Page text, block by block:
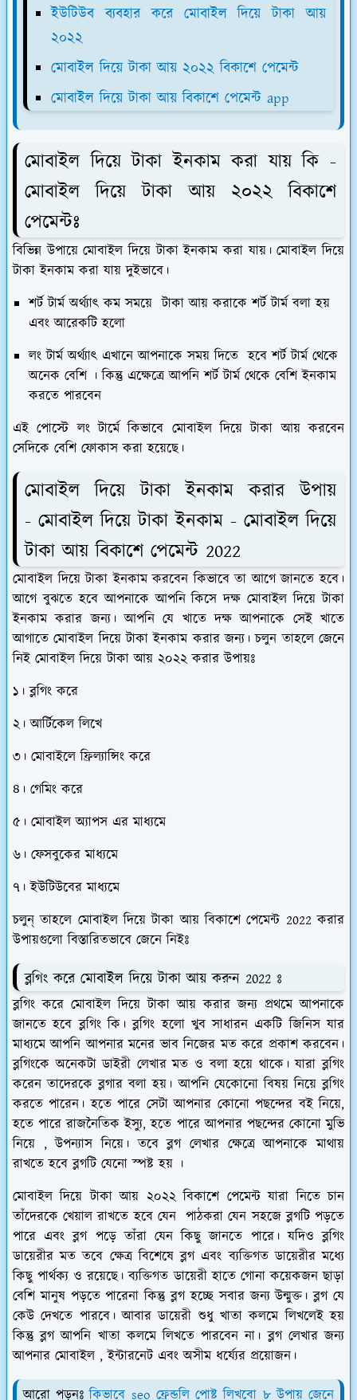
ইউটিউব ব্যবহার করে মোবাইল দিয়ে টাকা আয়
২০২২
মোবাইল দিয়ে টাকা আয় ২০২২ বিকাশে পেমেন্ট
মোবাইল দিয়ে টাকা আয় বিকাশে পেমেন্ট app
মোবাইল দিয়ে টাকা ইনকাম করা যায় কি -
মোবাইল দিয়ে টাকা আয় ২০২২ বিকাশে
পেমেন্টঃ
বিভিন্ন উপায়ে মোবাইল দিয়ে টাকা ইনকাম করা যায়। মোবাইল দিয়ে
টাকা ইনকাম করা যায় দুইভাবে।
শর্ট টার্ম অর্থ্যাৎ কম সময়ে টাকা আয় করাকে শর্ট টার্ম বলা হয়
এবং আরেকটি হলো
লং টার্ম অর্থ্যাৎ এখানে আপনাকে সময় দিতে হবে শর্ট টার্ম থেকে
অনেক বেশি । কিন্তু এক্ষেত্রে আপনি শর্ট টার্ম থেকে বেশি ইনকাম
করতে পারবেন
এই পোস্টে লং টার্মে কিভাবে মোবাইল দিয়ে টাকা আয় করবেন
সেদিকে বেশি ফোকাস করা হয়েছে।
মোবাইল দিয়ে টাকা ইনকাম করার উপায়
- মোবাইল দিয়ে টাকা ইনকাম - মোবাইল দিয়ে
টাকা আয় বিকাশে পেমেন্ট 2022
মোবাইল দিয়ে টাকা ইনকাম করবেন কিভাবে তা আগে জানতে হবে।
আগে বুঝতে হবে আপনাকে আপনি কিসে দক্ষ মোবাইল দিয়ে টাকা
ইনকাম করার জন্য। আপনি যে খাতে দক্ষ আপনাকে সেই খাতে
আগাতে মোবাইল দিয়ে টাকা ইনকাম করার জন্য। চলুন তাহলে জেনে
নিই মোবাইল দিয়ে টাকা আয় ২০২২ করার উপায়ঃ
১। ব্লগিং করে
২। আর্টিকেল লিখে
৩। মোবাইলে ফ্রিল্যান্সিং করে
৪। গেমিং করে
৫। মোবাইল অ্যাপস এর মাধ্যমে
৬। ফেসবুকের মাধ্যমে
৭। ইউটিউবের মাধ্যমে
চলুন্ তাহলে মোবাইল দিয়ে টাকা আয় বিকাশে পেমেন্ট 2022 করার
উপায়গুলো বিস্তারিতভাবে জেনে নিইঃ
ব্লগিং করে মোবাইল দিয়ে টাকা আয় করুন 2022 ঃ
ব্লগিং করে মোবাইল দিয়ে টাকা আয় করার জন্য প্রথমে আপনাকে
জানতে হবে ব্লগিং কি। ব্লগিং হলো খুব সাধারন একটি জিনিস যার
মাধ্যমে আপনি আপনার মনের ভাব নিজের মত করে প্রকাশ করবেন।
ব্লগিংকে অনেকটা ডাইরী লেখার মত ও বলা হয়ে থাকে। যারা ব্লগিং
করেন তাদেরকে ব্লগার বলা হয়। আপনি যেকোনো বিষয় নিয়ে ব্লগিং
করতে পারেন। হতে পারে সেটা আপনার কোনো পছন্দের বই নিয়ে,
হতে পারে রাজনৈতিক ইস্যু, হতে পারে আপনার পছন্দের কোনো মুভি
নিয়ে , উপন্যাস নিয়ে। তবে ব্লগ লেখার ক্ষেত্রে আপনাকে মাথায়
রাখতে হবে ব্লগটি যেনো স্পষ্ট হয় ।
মোবাইল দিয়ে টাকা আয় ২০২২ বিকাশে পেমেন্ট যারা নিতে চান
তাঁদেরকে খেয়াল রাখতে হবে যেন পাঠকরা যেন সহজে ব্লগটি পড়তে
পারে এবং ব্লগ পড়ে তাঁরা যেন কিছু জানতে পারে। যদিও ব্লগিং
ডায়েরীর মত তবে ক্ষেত্র বিশেষে ব্লগ এবং ব্যক্তিগত ডায়েরীর মধ্যে
কিছু পার্থক্য ও রয়েছে। ব্যক্তিগত ডায়েরী হাতে গোনা কয়েকজন ছাড়া
বেশি মানুষ পড়তে পারেনা কিন্তু ব্লগ হচ্ছে সবার জন্য উন্মুক্ত। ব্লগ যে
কেউ দেখতে পারবে। আবার ডায়েরী শুধু খাতা কলমে লিখলেই হয়
কিন্তু ব্লগ আপনি খাতা কলমে লিখতে পারবেন না। ব্লগ লেখার জন্য
আপনার মোবাইল , ইন্টারনেট এবং অসীম ধর্য্যের প্রয়োজন।
আরো পড়ুনঃকিভাবে seo ফ্রেন্ডলি পোষ্ট লিখবো ৮ উপায় জেনে